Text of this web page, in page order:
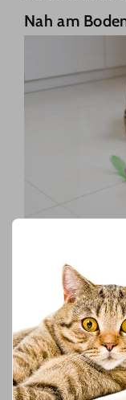
Nah am
Viele Katzen
Bodennähe. Sie
perfekten Moment
EinKatzenspielzeug
Modelle mit
Richtungswechseln
ist, dass das